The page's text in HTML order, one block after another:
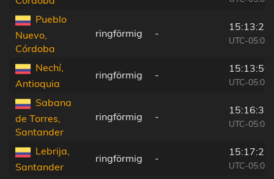
Pueblo
Nuevo,
Córdoba
ringförmig -
15:13:22
UTC-05:00
Nechí,
Antioquia
ringförmig -
15:13:50
UTC-05:00
Sabana
de Torres,
Santander
ringförmig -
15:16:36
UTC-05:00
Lebrija,
Santander
ringförmig -
15:17:22
UTC-05:00